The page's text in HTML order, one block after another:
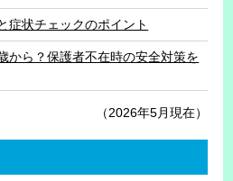
症状チェックのポイント
から？保護者不在時の安全対策を
（2026年5月現在）